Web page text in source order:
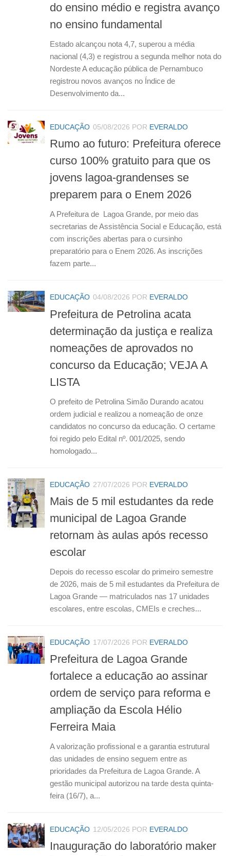
do ensino médio e registra avanço
no ensino fundamental
Estado alcançou nota 4,7, superou a média
nacional (4,3) e registrou a segunda melhor nota do
Nordeste A educação pública de Pernambuco
registrou novos avanços no Índice de
Desenvolvimento da...
EDUCAÇÃO 05/08/2026 POR EVERALDO
Rumo ao futuro: Prefeitura oferece
curso 100% gratuito para que os
jovens lagoa-grandenses se
preparem para o Enem 2026
A Prefeitura de Lagoa Grande, por meio das
secretarias de Assistência Social e Educação, está
com inscrições abertas para o cursinho
preparatório para o Enem 2026. As inscrições
fazem parte...
EDUCAÇÃO 04/08/2026 POR EVERALDO
Prefeitura de Petrolina acata
determinação da justiça e realiza
nomeações de aprovados no
concurso da Educação; VEJA A
LISTA
O prefeito de Petrolina Simão Durando acatou
ordem judicial e realizou a nomeação de onze
candidatos no concurso da educação. O certame
foi regido pelo Edital nº. 001/2025, sendo
homologado...
EDUCAÇÃO 27/07/2026 POR EVERALDO
Mais de 5 mil estudantes da rede
municipal de Lagoa Grande
retornam às aulas após recesso
escolar
Depois do recesso escolar do primeiro semestre
de 2026, mais de 5 mil estudantes da Prefeitura de
Lagoa Grande — matriculados nas 17 unidades
escolares, entre escolas, CMEIs e creches...
EDUCAÇÃO 17/07/2026 POR EVERALDO
Prefeitura de Lagoa Grande
fortalece a educação ao assinar
ordem de serviço para reforma e
ampliação da Escola Hélio
Ferreira Maia
A valorização profissional e a garantia estrutural
das unidades de ensino seguem entre as
prioridades da Prefeitura de Lagoa Grande. A
gestão municipal autorizou na tarde desta quinta-
feira (16/7), a...
EDUCAÇÃO 12/05/2026 POR EVERALDO
Inauguração do laboratório maker